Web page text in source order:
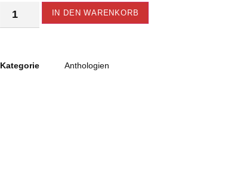
IN DEN WARENKORB
Kategorie Anthologien